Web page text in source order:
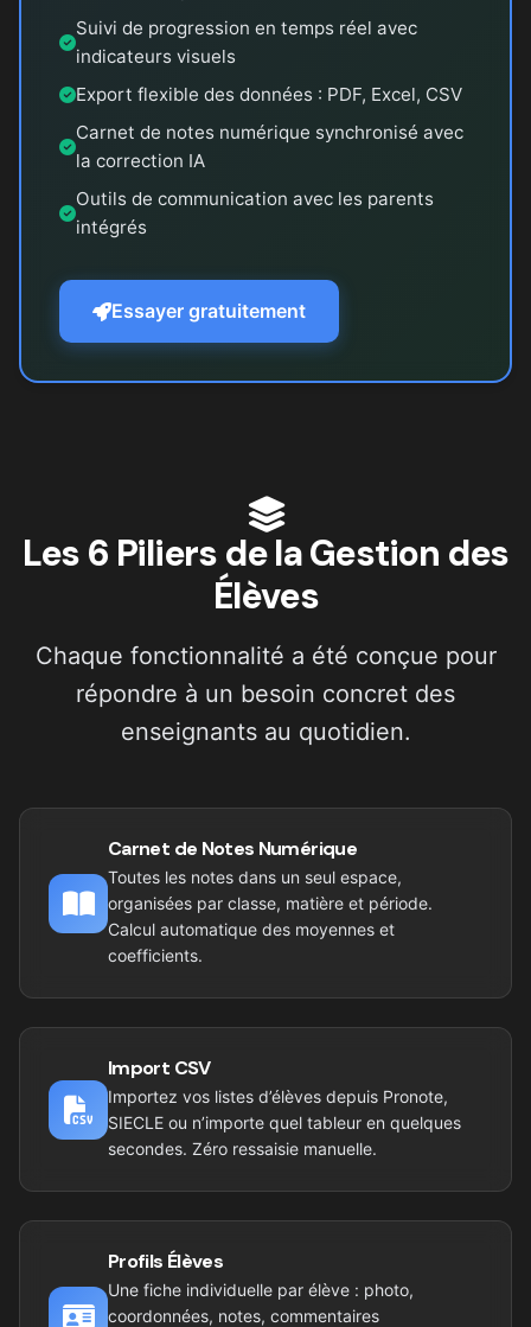
Suivi de progression en temps réel avec
indicateurs visuels
Export flexible des données : PDF, Excel, CSV
Carnet de notes numérique synchronisé avec
la correction IA
Outils de communication avec les parents
intégrés
Essayer gratuitement
Les 6 Piliers de la Gestion des
Élèves
Chaque fonctionnalité a été conçue pour
répondre à un besoin concret des
enseignants au quotidien.
Carnet de Notes Numérique
Toutes les notes dans un seul espace,
organisées par classe, matière et période.
Calcul automatique des moyennes et
coefficients.
Import CSV
Importez vos listes d’élèves depuis Pronote,
SIECLE ou n’importe quel tableur en quelques
secondes. Zéro ressaisie manuelle.
Profils Élèves
Une fiche individuelle par élève : photo,
coordonnées, notes, commentaires